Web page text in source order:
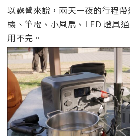
以露營來說，兩天一夜的行程
機、筆電、小風扇、LED 燈具
用不完。